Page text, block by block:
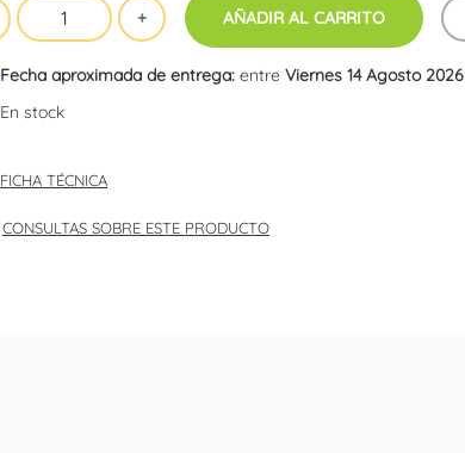
AÑADIR AL CARRITO
Fecha aproximada de entrega: entre Viernes 14 Agosto 2026
En stock
FICHA TÉCNICA
CONSULTAS SOBRE ESTE PRODUCTO